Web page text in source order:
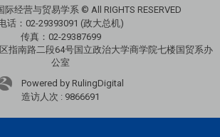
际经营与贸易学系 © All RIGHTS RESERVED
话： 02-29393091 (政大总机)
传真：02-29387699
指南路二段64号国立政治大学商学院七楼国贸系办
公室
Powered by RulingDigital
造访人次 : 9866691